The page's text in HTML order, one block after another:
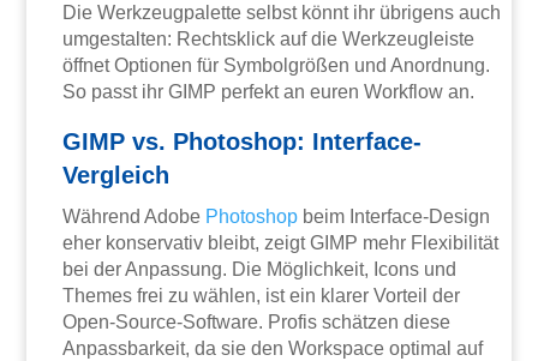
Die Werkzeugpalette selbst könnt ihr übrigens auch
umgestalten: Rechtsklick auf die Werkzeugleiste
öffnet Optionen für Symbolgrößen und Anordnung.
So passt ihr GIMP perfekt an euren Workflow an.
GIMP vs. Photoshop: Interface-
Vergleich
Während Adobe Photoshop beim Interface-Design
eher konservativ bleibt, zeigt GIMP mehr Flexibilität
bei der Anpassung. Die Möglichkeit, Icons und
Themes frei zu wählen, ist ein klarer Vorteil der
Open-Source-Software. Profis schätzen diese
Anpassbarkeit, da sie den Workspace optimal auf